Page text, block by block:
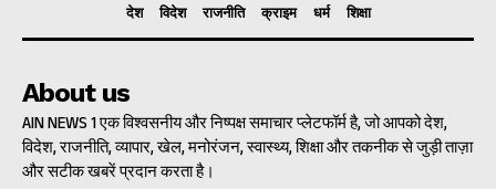
देश विदेश राजनीति क्राइम धर्म शिक्षा
About us
AIN NEWS 1 एक विश्वसनीय और निष्पक्ष समाचार प्लेटफॉर्म है, जो आपको देश,
विदेश, राजनीति, व्यापार, खेल, मनोरंजन, स्वास्थ्य, शिक्षा और तकनीक से जुड़ी ताज़ा
और सटीक खबरें प्रदान करता है।